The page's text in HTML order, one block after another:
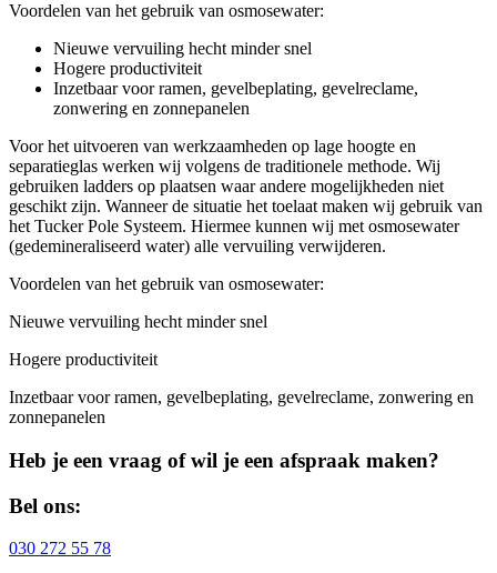
Voordelen van het gebruik van osmosewater:
Nieuwe vervuiling hecht minder snel
Hogere productiviteit
Inzetbaar voor ramen, gevelbeplating, gevelreclame,
zonwering en zonnepanelen
Voor het uitvoeren van werkzaamheden op lage hoogte en
separatieglas werken wij volgens de traditionele methode. Wij
gebruiken ladders op plaatsen waar andere mogelijkheden niet
geschikt zijn. Wanneer de situatie het toelaat maken wij gebruik van
het Tucker Pole Systeem. Hiermee kunnen wij met osmosewater
(gedemineraliseerd water) alle vervuiling verwijderen.
Voordelen van het gebruik van osmosewater:
Nieuwe vervuiling hecht minder snel
Hogere productiviteit
Inzetbaar voor ramen, gevelbeplating, gevelreclame, zonwering en
zonnepanelen
Heb je een vraag of wil je een afspraak maken?
Bel ons:
030 272 55 78